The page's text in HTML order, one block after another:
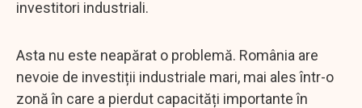
investitori industriali.
Asta nu este neapărat o problemă. România are
nevoie de investiții industriale mari, mai ales într-o
zonă în care a pierdut capacități importante în